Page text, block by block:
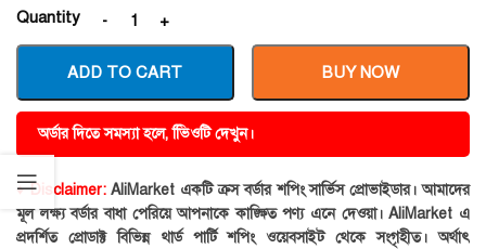
Quantity
ADD TO CART BUY NOW
অর্ডার দিতে সমস্যা হলে, ভিিওটি দেখুন।
♦ Disclaimer:AliMarket একটি ক্রস বর্ডার শপিং সার্ভিস প্রোভাইডার। আমাদের
মূল লক্ষ্য বর্ডার বাধা পেরিয়ে আপনাকে কাঙ্ক্ষিত পণ্য এনে দেওয়া। AliMarket এ
প্রদর্শিত প্রোডাক্ট বিভিন্ন থার্ড পার্টি শপিং ওয়েবসাইট থেকে সংগৃহীত। অর্থাৎ